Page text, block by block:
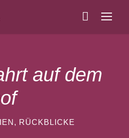
auf dem
, RÜCKBLICKE